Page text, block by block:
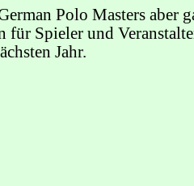
Polo Masters aber
für Spieler und
Jahr.